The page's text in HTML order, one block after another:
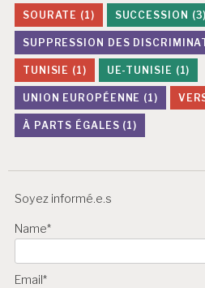
SOURATE (1) SUCCESSION (3)
SUPPRESSION DES
TUNISIE (1) UE-TUNISIE (1)
UNION EUROPÉENNE (1)
À PARTS ÉGALES (1)
Soyez informé.e.s
Name*
Email*